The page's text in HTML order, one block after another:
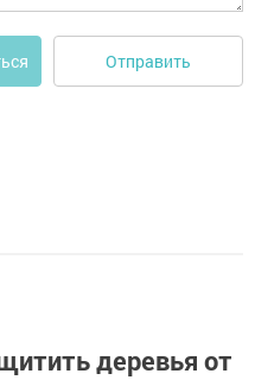
Отправить
деревья от